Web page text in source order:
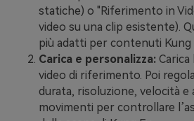
statiche) o "Riferimento in
video su una clip esistente).
più adatti per contenuti Kung
Carica e personalizza: Carica
video di riferimento. Poi
durata, risoluzione, velocità e
movimenti per controllare